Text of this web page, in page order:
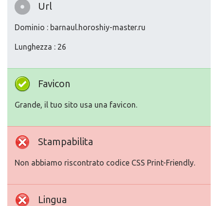
Url
Dominio : barnaul.horoshiy-master.ru
Lunghezza : 26
Favicon
Grande, il tuo sito usa una favicon.
Stampabilita
Non abbiamo riscontrato codice CSS Print-Friendly.
Lingua